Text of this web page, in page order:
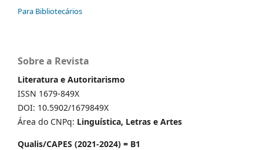
Para Bibliotecários
Sobre a Revista
Literatura e Autoritarismo
ISSN 1679-849X
DOI: 10.5902/1679849X
Área do CNPq: Linguística, Letras e Artes
Qualis/CAPES (2021-2024) = B1